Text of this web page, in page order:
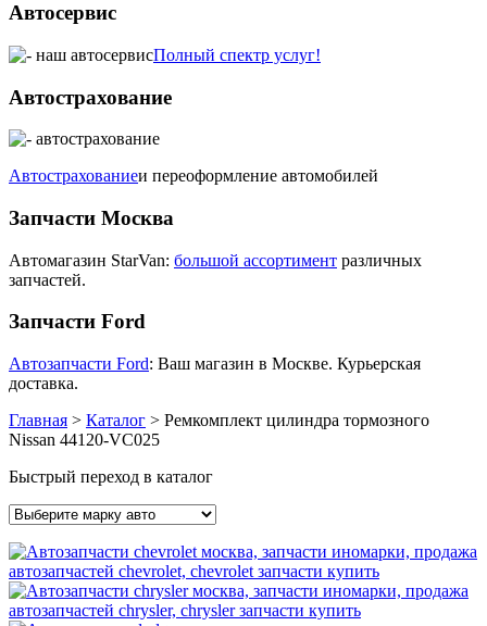
Автосервис
Полный спектр услуг!
Автострахование
Автострахованиеи переоформление автомобилей
Запчасти Москва
Автомагазин StarVan: большой ассортимент различных
запчастей.
Запчасти Ford
Автозапчасти Ford: Ваш магазин в Москве. Курьерская
доставка.
Главная > Каталог > Ремкомплект цилиндра тормозного
Nissan 44120-VC025
Быстрый переход в каталог